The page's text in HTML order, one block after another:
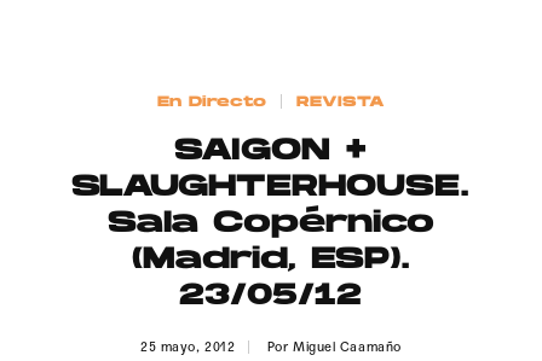
Contacto
Aviso Legal
© 2015-2022 UMOMAG. PROPIEDAD DE UMO agency. TODOS LOS
DERECHOS RESERVADOS.
En Directo REVISTA
SAIGON +
SLAUGHTERHOUSE.
Sala Copérnico
(Madrid, ESP).
23/05/12
25 mayo, 2012 PorMiguel Caamaño